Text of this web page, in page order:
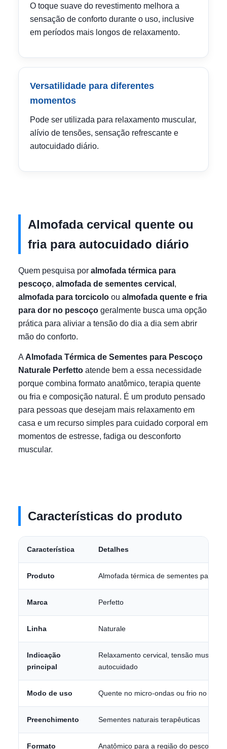
O toque suave do revestimento melhora a
sensação de conforto durante o uso, inclusive
em períodos mais longos de relaxamento.
Versatilidade para diferentes
momentos
Pode ser utilizada para relaxamento muscular,
alívio de tensões, sensação refrescante e
autocuidado diário.
Almofada cervical quente ou
fria para autocuidado diário
Quem pesquisa por almofada térmica para
pescoço, almofada de sementes cervical ,
almofada para torcicolo ou almofada quente e fria
para dor no pescoço geralmente busca uma opção
prática para aliviar a tensão do dia a dia sem abrir
mão do conforto.
A Almofada Térmica de Sementes para Pescoço
Naturale Perfetto atende bem a essa necessidade
porque combina formato anatômico, terapia quente
ou fria e composição natural. É um produto pensado
para pessoas que desejam mais relaxamento em
casa e um recurso simples para cuidado corporal em
momentos de estresse, fadiga ou desconforto
muscular.
Características do produto
Característica Detalhes
Produto Almofada térmica de sementes para
Marca Perfetto
Linha Naturale
Indicação
principal
Relaxamento cervical, tensão
autocuidado
Modo de uso Quente no micro-ondas ou frio no
Preenchimento Sementes naturais terapêuticas
Formato Anatômico para a região do pescoço